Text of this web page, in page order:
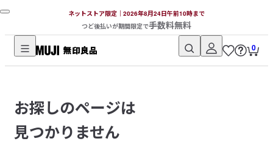
ネットストア限定｜2026年8月24日午前10時まで
つど後払いが期間限定で手数料無料
無
品
ネ
ッ
0
お探しのページは
見つかりません